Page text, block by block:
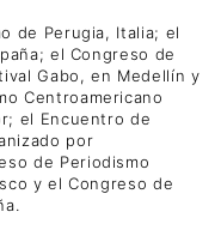
de Perugia, Italia; el
el Congreso de
Gabo, en Medellín y
Centroamericano
el Encuentro de
por
de Periodismo
y el Congreso de